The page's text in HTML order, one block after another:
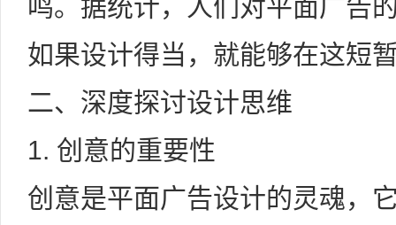
鸣。据统计，人们对平面广告
如果设计得当，就能够在这短
二、深度探讨设计思维
1. 创意的重要性
创意是平面广告设计的灵魂，